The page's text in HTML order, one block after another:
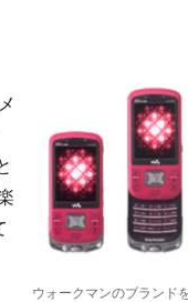
ウォークマンのブランド